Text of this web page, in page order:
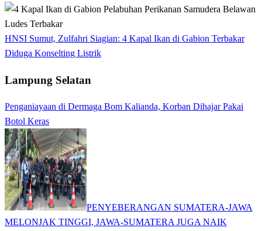
HNSI Sumut, Zulfahri Siagian: 4 Kapal Ikan di Gabion Terbakar
Diduga Konselting Listrik
Lampung Selatan
Penganiayaan di Dermaga Bom Kalianda, Korban Dihajar Pakai
Botol Keras
PENYEBERANGAN SUMATERA-JAWA
MELONJAK TINGGI, JAWA-SUMATERA JUGA NAIK